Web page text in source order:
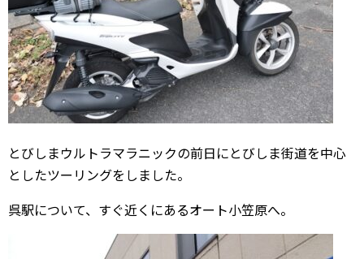
とびしまウルトラマラニックの前日にとびしま街道を中心
としたツーリングをしました。
呉駅について、すぐ近くにあるオート小笠原へ。